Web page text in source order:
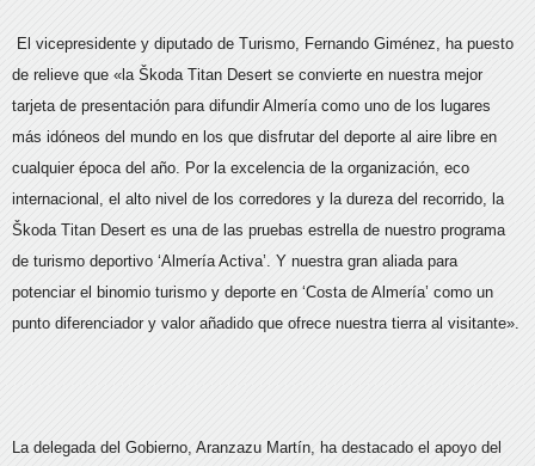
El vicepresidente y diputado de Turismo, Fernando Giménez, ha puesto
de relieve que «la Škoda Titan Desert se convierte en nuestra mejor
tarjeta de presentación para difundir Almería como uno de los lugares
más idóneos del mundo en los que disfrutar del deporte al aire libre en
cualquier época del año. Por la excelencia de la organización, eco
internacional, el alto nivel de los corredores y la dureza del recorrido, la
Škoda Titan Desert es una de las pruebas estrella de nuestro programa
de turismo deportivo ‘Almería Activa’. Y nuestra gran aliada para
potenciar el binomio turismo y deporte en ‘Costa de Almería’ como un
punto diferenciador y valor añadido que ofrece nuestra tierra al visitante».
La delegada del Gobierno, Aranzazu Martín, ha destacado el apoyo del